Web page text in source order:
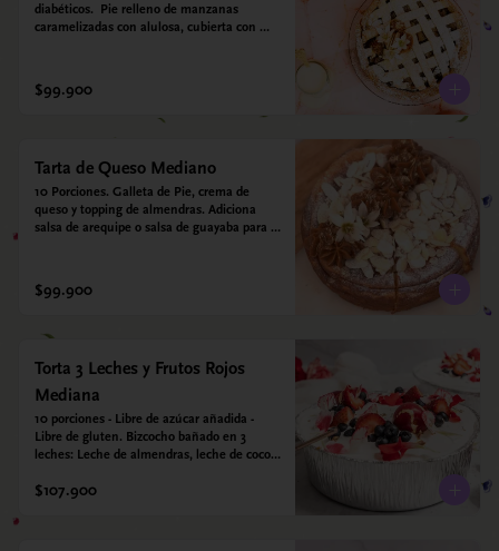
diabéticos.  Pie relleno de manzanas
caramelizadas con alulosa, cubierta con
de leche de coco y que envuelve todos los
sabores.
$99.900
Tarta de Queso Mediano
10 Porciones. Galleta de Pie, crema de
queso y topping de almendras. Adiciona
salsa de arequipe o salsa de guayaba para
$99.900
Torta 3 Leches y Frutos Rojos
Mediana
10 porciones - Libre de azúcar añadida -
Libre de gluten. Bizcocho bañado en 3
leches: Leche de almendras, leche de coco y
Harina de arroz, harina de quinoa, huevo,
$107.900